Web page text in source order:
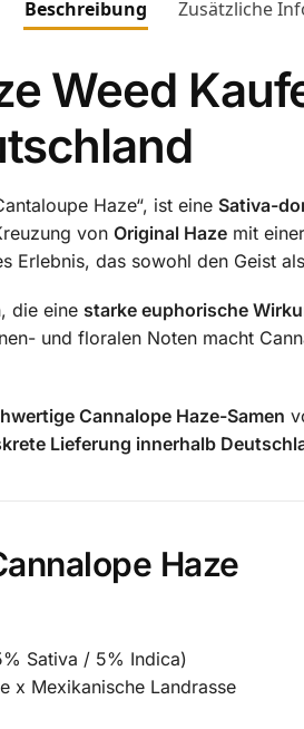
Beschreibung Zusätzliche
Weed
Haze“, ist eine Sativa-
von Original Hazemit
Erlebnis, das sowohl den Geist
die eine starke euphorische
und floralen Noten macht
Cannalope Haze-Samen
Lieferung innerhalb
Haze
Sativa / 5% Indica)
x Mexikanische Landrasse